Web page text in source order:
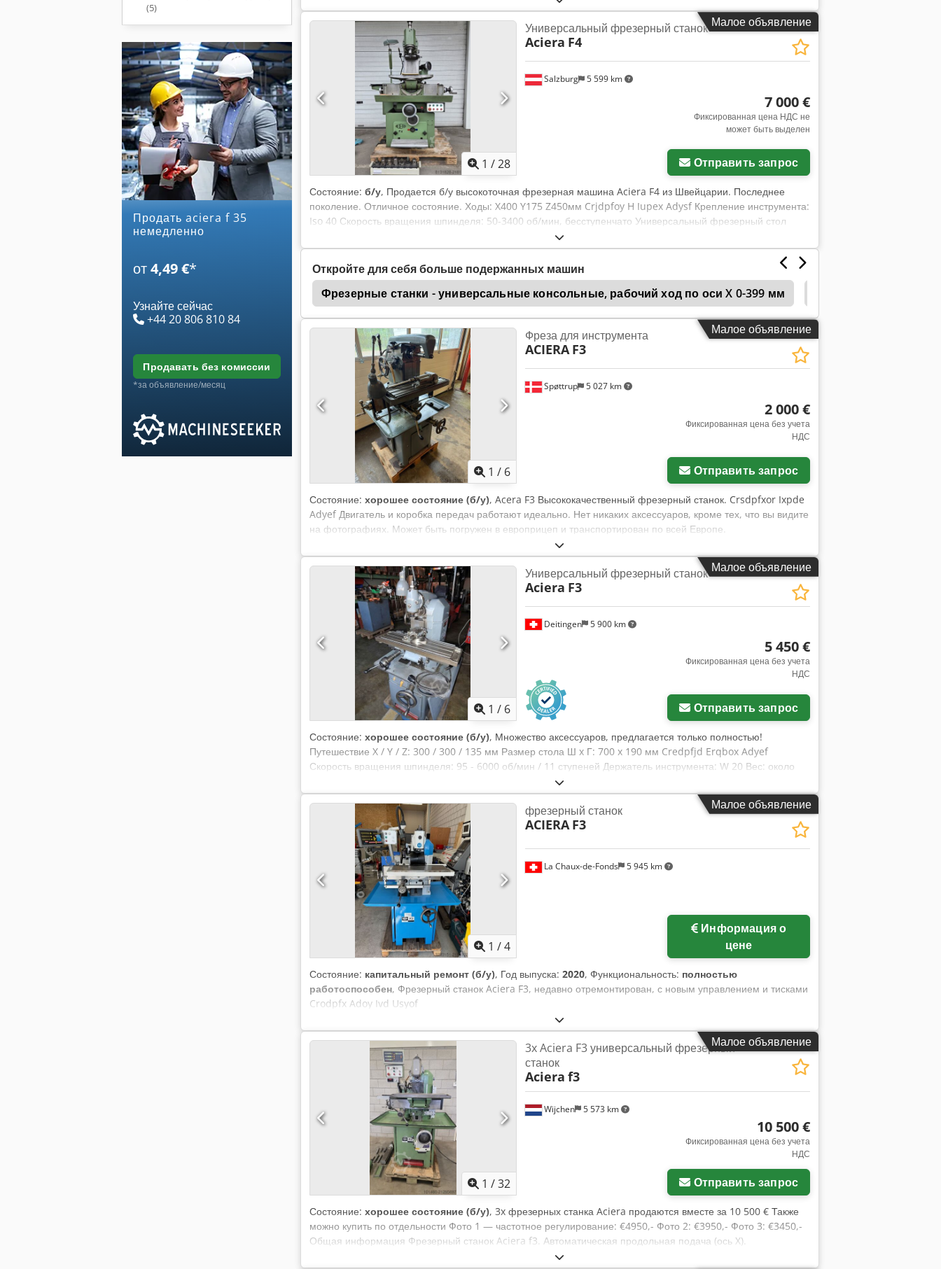
(5)
Продать aciera f 35
немедленно
от4,49 €*
Узнайте сейчас
+44 20 806 810 84
продавать без комиссии
*за объявление/месяц
Малое объявление
1 /28
Salzburg 5 599 km
Универсальный фрезерный станок
Aciera F4
7 000 €
Фиксированная цена НДС не
может быть выделен
Отправить запрос
Состояние: б/у, Продается б/у высокоточная фрезерная машина Aciera F4 из Швейцарии. Последнее
поколение. Отличное состояние. Ходы: X400 Y175 Z450мм Crjdpfoy H Iupex Adysf Крепление инструмента:
Iso 40 Скорость вращения шпинделя: 50-3400 об/мин, бесступенчато Универсальный фрезерный стол
Подачи по осям X и Z: 10-600мм/мин, бесступенчато Быстрая подача по осям X и Z: 1500мм/мин
Чрезвычайно устойчивая и точная инструментальная фрезерная машина. В комплекте несколько
инструментов Sk40, а также цанговый патрон с набором цанг. В комплекте оригинальная инструкция по
эксплуатации. Вес примерно 950кг.
Откройте для себя больше подержанных машин
Фрезерные станки - универсальные консольные, рабочий ход по оси X 0-399 мм
Малое объявление
1 / 6
Spøttrup 5 027 km
Фреза для инструмента
ACIERA F3
2 000 €
Фиксированная цена без учета
НДС
Отправить запрос
Состояние: хорошее состояние (б/у), Acera F3 Высококачественный фрезерный станок. Crsdpfxor Ixpde
Adyef Двигатель и коробка передач работают идеально. Нет никаких аксессуаров, кроме тех, что вы видите
на фотографиях. Может быть погружен в европрицеп и транспортирован по всей Европе.
Малое объявление
1 / 6
Deitingen 5 900 km
Универсальный фрезерный станок
Aciera F3
5 450 €
Фиксированная цена без учета
НДС
Отправить запрос
Состояние: хорошее состояние (б/у), Множество аксессуаров, предлагается только полностью!
Путешествие X / Y / Z: 300 / 300 / 135 мм Размер стола Ш x Г: 700 x 190 мм Credpfjd Erqbox Adyef
Скорость вращения шпинделя: 95 - 6000 об/мин / 11 ступеней Держатель инструмента: W 20 Вес: около
450 кг Размеры станка Ш x Г x В: прибл. 900 x 900 x 1500 мм Аксессуары: Поворотный стол Круглый стол Ø
200 мм 6 выстрелов Различные цанговые патроны и зажимные устройства горизонтальное фрезерное
устройство рабочая лампа система охлаждения недостаток
Малое объявление
1 /4
La Chaux-de-Fonds 5 945 km
фрезерный станок
ACIERA F3
цене
Состояние: капитальный ремонт (б/у), Год выпуска: 2020, Функциональность: полностью
работоспособен, Фрезерный станок Aciera F3, недавно отремонтирован, с новым управлением и тисками
Crodpfx Adoy Ivd Usyof
Малое объявление
1 /32
Wijchen 5 573 km
3x Aciera F3 универсальный фрезерный
станок
Aciera f3
10 500 €
Фиксированная цена без учета
НДС
Отправить запрос
Состояние: хорошее состояние (б/у), 3x фрезерных станка Aciera продаются вместе за 10 500 € Также
можно купить по отдельности Фото 1 — частотное регулирование: €4950,- Фото 2: €3950,- Фото 3: €3450,-
Общая информация Фрезерный станок Aciera f3. Автоматическая продольная подача (ось X).
Автоматическая подача по оси Z (фото 1 и 2) Патрон W20 Трёхфазное питание 400В Перемещения по